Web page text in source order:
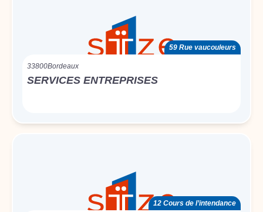
59 Rue vaucouleurs
33800Bordeaux
SERVICES ENTREPRISES
12 Cours de l’intendance